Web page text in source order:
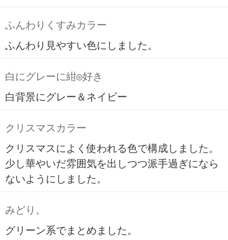
ふんわりくすみカラー
ふんわり見やすい色にしました。
白にグレーに紺◎好き
白背景にグレー＆ネイビー
クリスマスカラー
クリスマスによく使われる色で構成しました。
少し華やいだ雰囲気を出しつつ派手過ぎになら
ないようにしました。
みどり。
グリーン系でまとめました。